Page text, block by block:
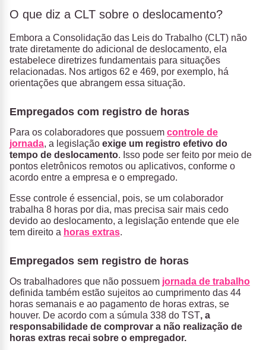
O que diz a CLT sobre o deslocamento?
Embora a Consolidação das Leis do Trabalho (CLT) não
trate diretamente do adicional de deslocamento, ela
estabelece diretrizes fundamentais para situações
relacionadas. Nos artigos 62 e 469, por exemplo, há
orientações que abrangem essa situação.
Empregados com registro de horas
Para os colaboradores que possuem controle de
jornada, a legislação exige um registro efetivo do
tempo de deslocamento. Isso pode ser feito por meio de
pontos eletrônicos remotos ou aplicativos, conforme o
acordo entre a empresa e o empregado.
Esse controle é essencial, pois, se um colaborador
trabalha 8 horas por dia, mas precisa sair mais cedo
devido ao deslocamento, a legislação entende que ele
tem direito a horas extras.
Empregados sem registro de horas
Os trabalhadores que não possuem jornada de trabalho
definida também estão sujeitos ao cumprimento das 44
horas semanais e ao pagamento de horas extras, se
houver. De acordo com a súmula 338 do TST, a
responsabilidade de comprovar a não realização de
horas extras recai sobre o empregador.